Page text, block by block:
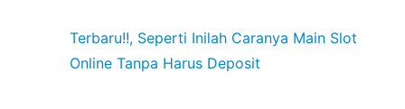
Terbaru!!, Seperti Inilah Caranya Main Slot
Online Tanpa Harus Deposit